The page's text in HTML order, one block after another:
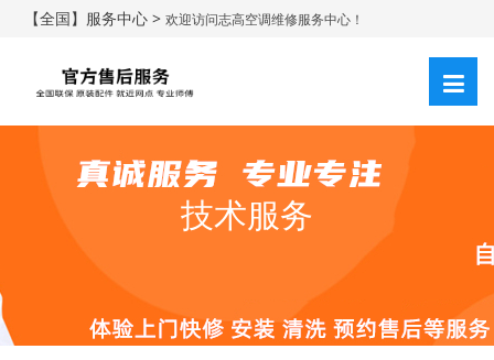
【全国】服务中心 >欢迎访问志高空调维修服务中心！
技术服务